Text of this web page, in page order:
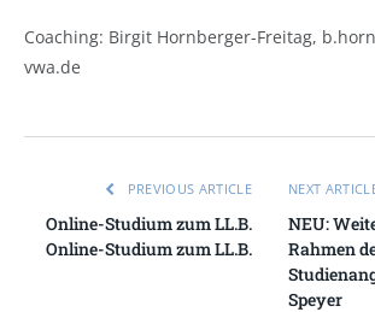
Coaching: Birgit Hornberger-Freitag,
vwa.de
PREVIOUS ARTICLE
Online-Studium zum LL.B.
Online-Studium zum LL.B.
NEXT
NEU:
Rahmen
Speyer